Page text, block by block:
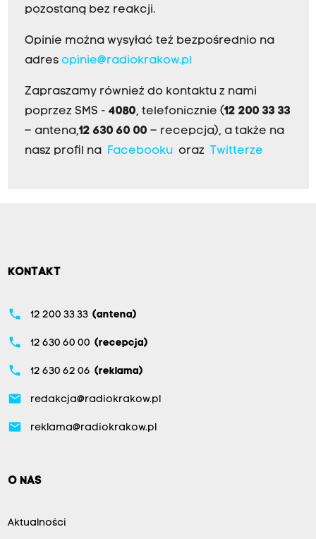
pozostaną bez reakcji.
Opinie można wysyłać też bezpośrednio na
adres opinie@radiokrakow.pl
Zapraszamy również do kontaktu z nami
poprzez SMS - 4080, telefonicznie (12 200 33 33
– antena,12 630 60 00 – recepcja), a także na
nasz profil na Facebookuoraz Twitterze
KONTAKT
phone 12 200 33 33 (antena)
phone 12 630 60 00 (recepcja)
phone 12 630 62 06 (reklama)
email redakcja@radiokrakow.pl
email reklama@radiokrakow.pl
O NAS
Aktualności